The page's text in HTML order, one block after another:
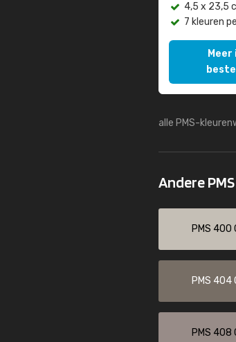
4,5 x 23,5
7 kleuren
alle PMS-
Andere
PMS 400
PMS 404
PMS 408